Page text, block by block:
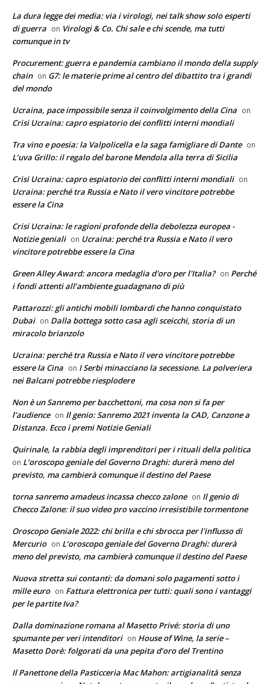
La dura legge dei media: via i virologi, nei talk show solo esperti
di guerra on Virologi & Co. Chi sale e chi scende, ma tutti
comunque in tv
Procurement: guerra e pandemia cambiano il mondo della supply
chain on G7: le materie prime al centro del dibattito tra i grandi
del mondo
Ucraina, pace impossibile senza il coinvolgimento della Cina on
Crisi Ucraina: capro espiatorio dei conflitti interni mondiali
Tra vino e poesia: la Valpolicella e la saga famigliare di Dante on
L’uva Grillo: il regalo del barone Mendola alla terra di Sicilia
Crisi Ucraina: capro espiatorio dei conflitti interni mondiali on
Ucraina: perché tra Russia e Nato il vero vincitore potrebbe
essere la Cina
Crisi Ucraina: le ragioni profonde della debolezza europea -
Notizie geniali on Ucraina: perché tra Russia e Nato il vero
vincitore potrebbe essere la Cina
Green Alley Award: ancora medaglia d'oro per l'Italia? on Perché
i fondi attenti all’ambiente guadagnano di più
Pattarozzi: gli antichi mobili lombardi che hanno conquistato
Dubai on Dalla bottega sotto casa agli sceicchi, storia di un
miracolo brianzolo
Ucraina: perché tra Russia e Nato il vero vincitore potrebbe
essere la Cina on I Serbi minacciano la secessione. La polveriera
nei Balcani potrebbe riesplodere
Non è un Sanremo per bacchettoni, ma cosa non si fa per
l’audience on Il genio: Sanremo 2021 inventa la CAD, Canzone a
Distanza. Ecco i premi Notizie Geniali
Quirinale, la rabbia degli imprenditori per i rituali della politica
on L’oroscopo geniale del Governo Draghi: durerà meno del
previsto, ma cambierà comunque il destino del Paese
torna sanremo amadeus incassa checco zalone on Il genio di
Checco Zalone: il suo video pro vaccino irresistibile tormentone
Oroscopo Geniale 2022: chi brilla e chi sbrocca per l'influsso di
Mercurio on L’oroscopo geniale del Governo Draghi: durerà
meno del previsto, ma cambierà comunque il destino del Paese
Nuova stretta sui contanti: da domani solo pagamenti sotto i
mille euro on Fattura elettronica per tutti: quali sono i vantaggi
per le partite Iva?
Dalla dominazione romana al Masetto Privé: storia di uno
spumante per veri intenditori on House of Wine, la serie –
Masetto Dorè: folgorati da una pepita d’oro del Trentino
Il Panettone della Pasticceria Mac Mahon: artigianalità senza